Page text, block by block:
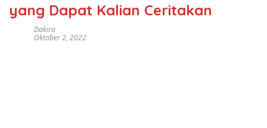
yang Dapat Kalian Ceritakan
Dakira
Oktober 2, 2022